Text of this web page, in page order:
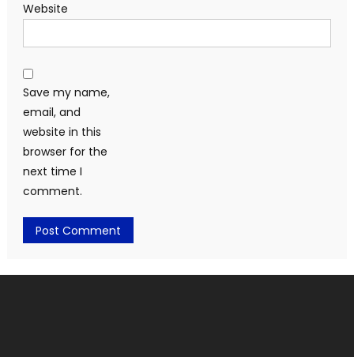
Website
Save my name,
email, and
website in this
browser for the
next time I
comment.